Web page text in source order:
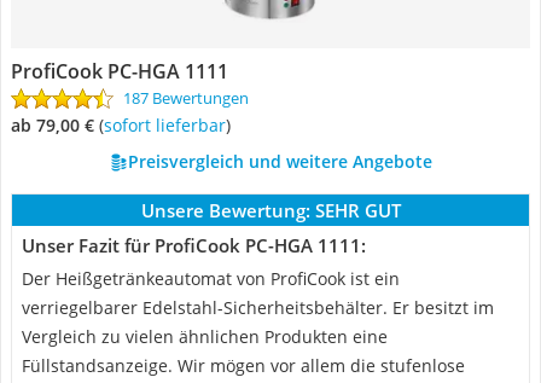
ProfiCook PC-HGA 1111
187 Bewertungen
ab 79,00 € ( Sofort lieferbar)
Preisvergleich und weitere Angebote
Unsere Bewertung: SEHR GUT
Unser Fazit für ProfiCook PC-HGA 1111:
Der Heißgetränkeautomat von ProfiCook ist ein
verriegelbarer Edelstahl-Sicherheitsbehälter. Er besitzt im
Vergleich zu vielen ähnlichen Produkten eine
Füllstandsanzeige. Wir mögen vor allem die stufenlose